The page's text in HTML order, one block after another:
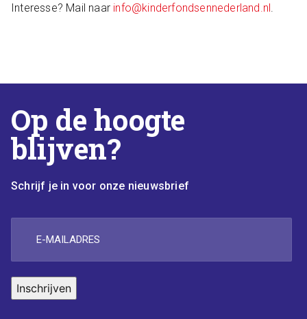
Interesse? Mail naar info@kinderfondsennederland.nl.
Op de hoogte
blijven?
Schrijf je in voor onze nieuwsbrief
mailadres
Inschrijven